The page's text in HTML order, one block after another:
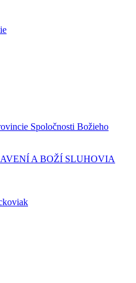
Spoločnosti Božieho
A BOŽÍ SLUHOVIA